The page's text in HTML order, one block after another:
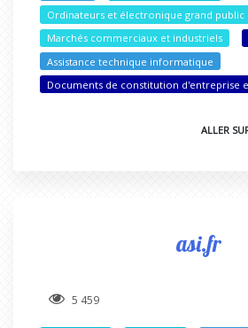
Ordinateurs et électronique grand public
Marchés commerciaux et industriels
Assistance technique informatique
Documents de constitution d'entreprise
ALLER
asi.fr
5 459